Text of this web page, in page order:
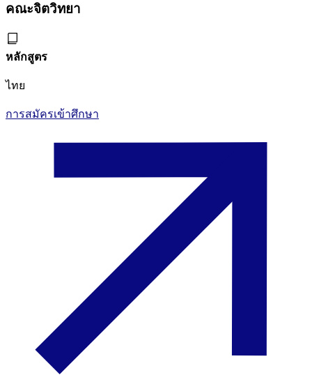
คณะจิตวิทยา
หลักสูตร
ไทย
การสมัครเข้าศึกษา